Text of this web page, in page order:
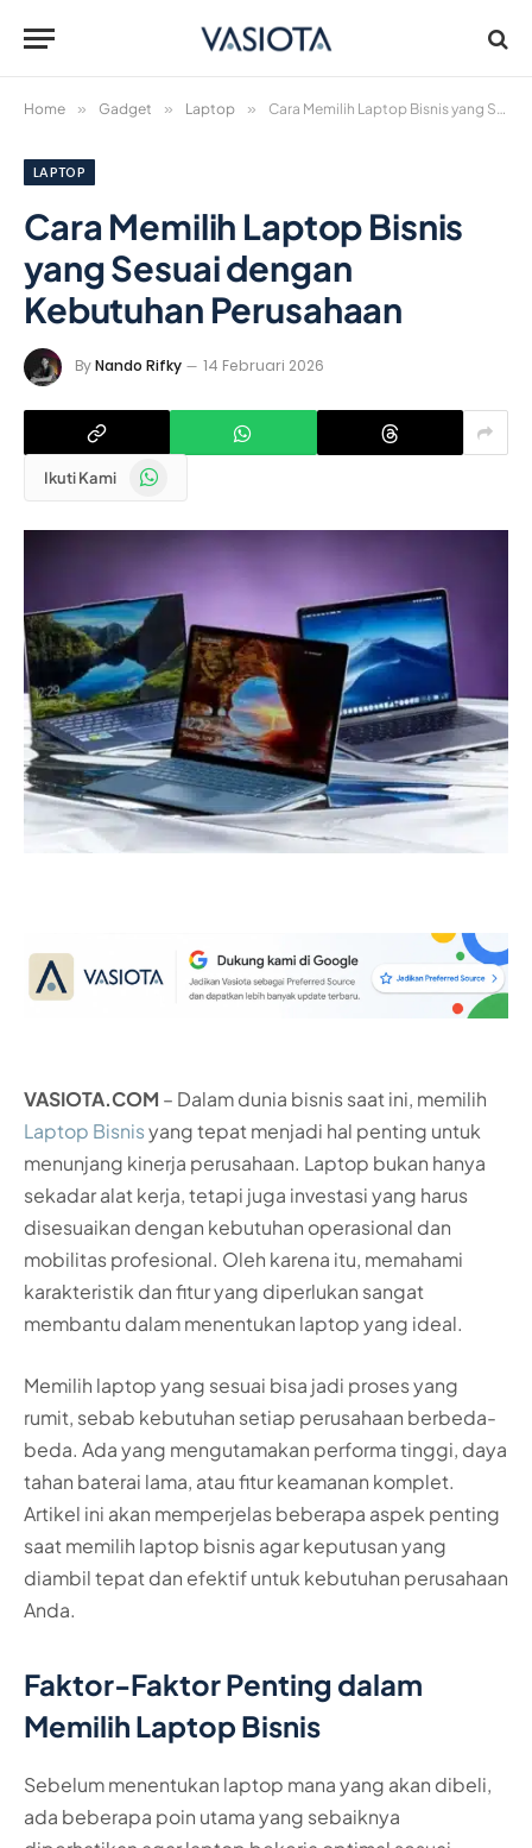
Home » Gadget » Laptop » Cara Memilih Laptop Bisnis yang Sesuai dengan Kebutuhan Perusahaan
LAPTOP
Cara Memilih Laptop Bisnis
yang Sesuai dengan
Kebutuhan Perusahaan
ByNando Rifky 14 Februari 2026
Ikuti Kami WhatsApp
VASIOTA.COM – Dalam dunia bisnis saat ini, memilih
Laptop Bisnisyang tepat menjadi hal penting untuk
menunjang kinerja perusahaan. Laptop bukan hanya
sekadar alat kerja, tetapi juga investasi yang harus
disesuaikan dengan kebutuhan operasional dan
mobilitas profesional. Oleh karena itu, memahami
karakteristik dan fitur yang diperlukan sangat
membantu dalam menentukan laptop yang ideal.
Memilih laptop yang sesuai bisa jadi proses yang
rumit, sebab kebutuhan setiap perusahaan berbeda-
beda. Ada yang mengutamakan performa tinggi, daya
tahan baterai lama, atau fitur keamanan komplet.
Artikel ini akan memperjelas beberapa aspek penting
saat memilih laptop bisnis agar keputusan yang
diambil tepat dan efektif untuk kebutuhan perusahaan
Anda.
Faktor-Faktor Penting dalam
Memilih Laptop Bisnis
Sebelum menentukan laptop mana yang akan dibeli,
ada beberapa poin utama yang sebaiknya